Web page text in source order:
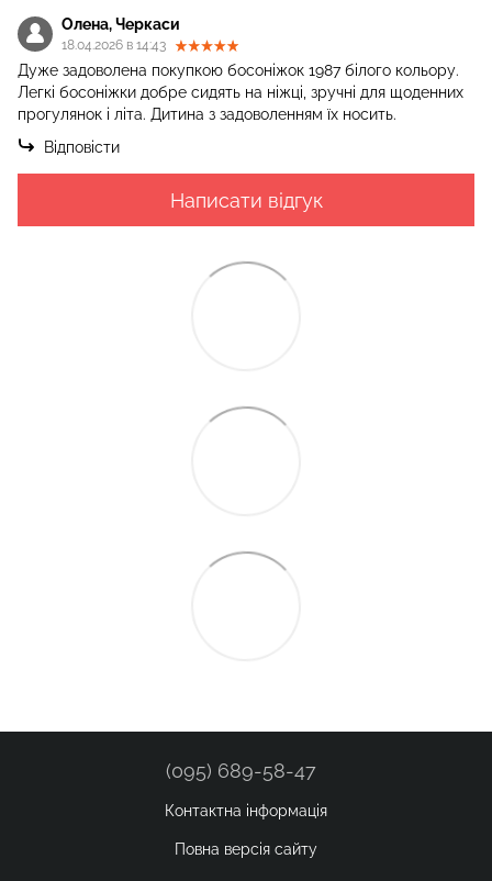
Олена, Черкаси
18.04.2026 в 14:43
Дуже задоволена покупкою босоніжок 1987 білого кольору.
Легкі босоніжки добре сидять на ніжці, зручні для щоденних
прогулянок і літа. Дитина з задоволенням їх носить.
Відповісти
Написати відгук
(095) 689-58-47
Контактна інформація
Повна версія сайту